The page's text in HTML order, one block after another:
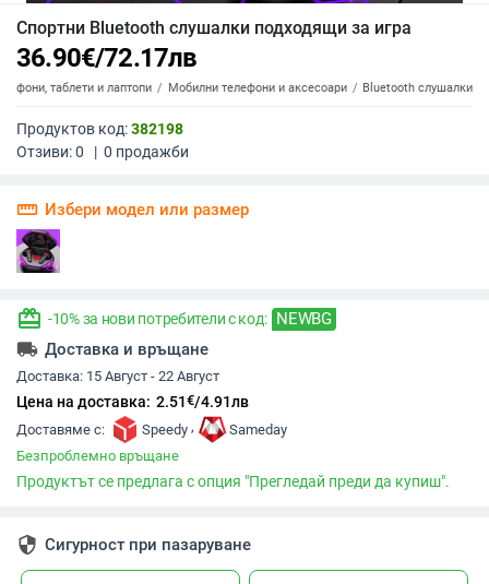
Спортни Bluetooth слушалки подходящи за игра
36.90€/72.17лв
таблети и лаптопи Мобилни телефони и аксесоари Bluetooth слушалки
Продуктов код:382198
Отзиви:0 | 0 продажби
straighten Избери модел или размер
redeem -10% за нови потребители с код: NEWBG
local_shipping Доставка и връщане
Доставка: 15 Август - 22 Август
Цена на доставка: 2.51€/4.91лв
Доставяме с: Speedy ,
Sameday
Безпроблемно връщане
Продуктът се предлага с опция "Прегледай преди да купиш".
security Сигурност при пазаруване